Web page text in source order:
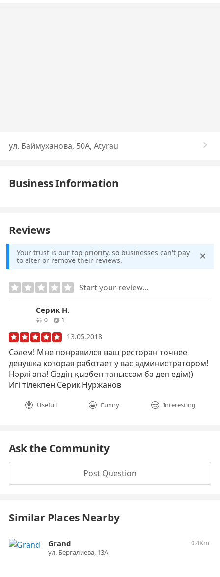
ул. Баймуханова, 50А, Atyrau
Business Information
Reviews
Your trust is our top priority, so businesses can't pay
to alter or remove their reviews.
×
Start your review...
Серик Н.
0друзей1
13.05.2018
Сәлем! Мне понравился ваш ресторан точнее
девушка которая работает у вас администратором!
Нәрлі апа! Сіздің қызбен таныссам ба деп едім))
Игі тілекпен Серик Нуржанов
Usefull Funny Interesting
Ask the Community
Post Question
Similar Places Nearby
Grand
0.4Km
ул. Бергалиева, 13А